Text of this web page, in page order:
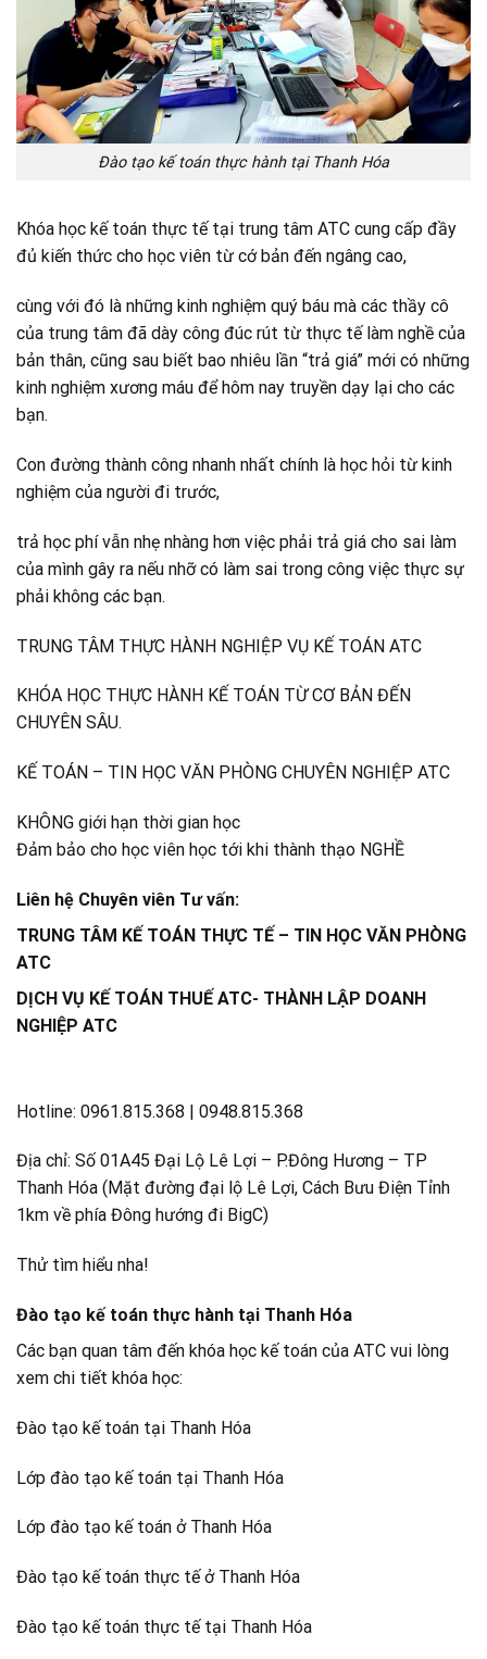
Đào tạo kế toán thực hành tại Thanh Hóa
Khóa học kế toán thực tế tại trung tâm ATC cung cấp đầy
đủ kiến thức cho học viên từ cớ bản đến ngâng cao,
cùng với đó là những kinh nghiệm quý báu mà các thầy cô
của trung tâm đã dày công đúc rút từ thực tế làm nghề của
bản thân, cũng sau biết bao nhiêu lần “trả giá” mới có những
kinh nghiệm xương máu để hôm nay truyền dạy lại cho các
bạn.
Con đường thành công nhanh nhất chính là học hỏi từ kinh
nghiệm của người đi trước,
trả học phí vẫn nhẹ nhàng hơn việc phải trả giá cho sai làm
của mình gây ra nếu nhỡ có làm sai trong công việc thực sự
phải không các bạn.
TRUNG TÂM THỰC HÀNH NGHIỆP VỤ KẾ TOÁN ATC
KHÓA HỌC THỰC HÀNH KẾ TOÁN TỪ CƠ BẢN ĐẾN
CHUYÊN SÂU.
KẾ TOÁN – TIN HỌC VĂN PHÒNG CHUYÊN NGHIỆP ATC
KHÔNG giới hạn thời gian học
Đảm bảo cho học viên học tới khi thành thạo NGHỀ
Liên hệ Chuyên viên Tư vấn:
TRUNG TÂM KẾ TOÁN THỰC TẾ – TIN HỌC VĂN PHÒNG
ATC
DỊCH VỤ KẾ TOÁN THUẾ ATC- THÀNH LẬP DOANH
NGHIỆP ATC
Hotline: 0961.815.368 | 0948.815.368
Địa chỉ: Số 01A45 Đại Lộ Lê Lợi – P.Đông Hương – TP
Thanh Hóa (Mặt đường đại lộ Lê Lợi, Cách Bưu Điện Tỉnh
1km về phía Đông hướng đi BigC)
Thử tìm hiểu nha!
Đào tạo kế toán thực hành tại Thanh Hóa
Các bạn quan tâm đến khóa học kế toán của ATC vui lòng
xem chi tiết khóa học:
Đào tạo kế toán tại Thanh Hóa
Lớp đào tạo kế toán tại Thanh Hóa
Lớp đào tạo kế toán ở Thanh Hóa
Đào tạo kế toán thực tế ở Thanh Hóa
Đào tạo kế toán thực tế tại Thanh Hóa